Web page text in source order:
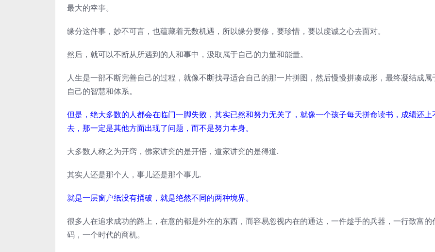
最大的幸事。
缘分这件事，妙不可言，也蕴藏着无数机遇，所以缘分要修，要珍惜，要以虔诚之心去面对。
然后，就可以不断从所遇到的人和事中，汲取属于自己的力量和能量。
人生是一部不断完善自己的过程，就像不断找寻适合自己的那一片拼图，然后慢慢拼凑成形，最终凝结成属
自己的智慧和体系。
但是，绝大多数的人都会在临门一脚失败，其实已然和努力无关了，就像一个孩子每天拼命读书，成绩还上
去，那一定是其他方面出现了问题，而不是努力本身。
大多数人称之为开窍，佛家讲究的是开悟，道家讲究的是得道.
其实人还是那个人，事儿还是那个事儿.
就是一层窗户纸没有捅破，就是绝然不同的两种境界。
很多人在追求成功的路上，在意的都是外在的东西，而容易忽视内在的通达，一件趁手的兵器，一行致富的
码，一个时代的商机。